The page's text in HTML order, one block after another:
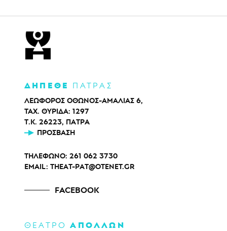
ΔΗΠΕΘΕ ΠΑΤΡΑΣ
ΛΕΩΦΟΡΟΣ ΟΘΩΝΟΣ-ΑΜΑΛΙΑΣ 6,
ΤΑΧ. ΘΥΡΙΔΑ: 1297
Τ.Κ. 26223, ΠΑΤΡΑ
ΠΡΌΣΒΑΣΗ
ΤΗΛΕΦΩΝΟ: 261 062 3730
EMAIL: THEAT-PAT@OTENET.GR
FACEBOOK
ΘΕΑΤΡΟΑΠΟΛΛΩΝ